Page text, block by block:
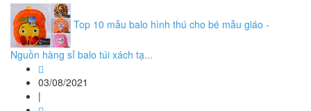
Top 10 mẫu balo hình thú cho bé mẫu giáo -
Nguồn hàng sỉ balo túi xách tạ...
03/08/2021
|